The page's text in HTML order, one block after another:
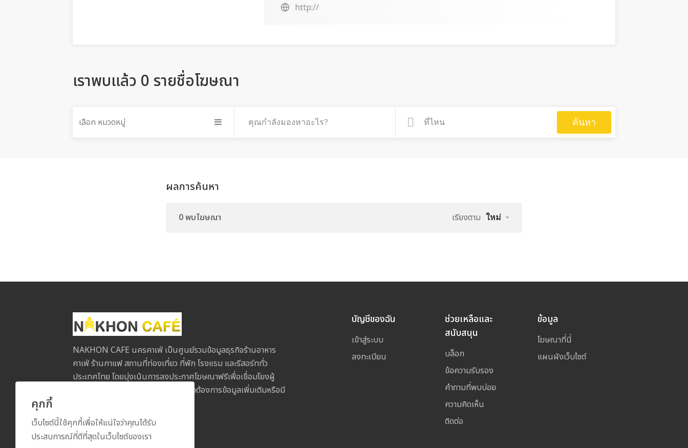
http://
เราพบแล้ว 0 รายชื่อโฆษณา
เลือก หมวดหมู่ ค้นหา
ผลการค้นหา
0 พบโฆษณา เรียงตาม ใหม่
NAKHON CAFE นครคาเฟ่ เป็นศูนย์รวมข้อมูลธุรกิจร้านอาหาร
คาเฟ่ ร้านกาแฟ สถานที่ท่องเที่ยว ที่พัก โรงแรม และรีสอร์ททั่ว
ประเทศไทย โดยมุ่งเน้นการลงประกาศโฆษณาฟรีเพื่อเชื่อมโยงผู้
ประกอบการกับลูกค้าในทุกภูมิภาค หากต้องการข้อมูลเพิ่มเติมหรือมี
บัญชีของฉัน
เข้าสู่ระบบ
ลงทะเบียน
ช่วยเหลือและ
สนับสนุน
บล็อก
ข้อความรับรอง
คำถามที่พบบ่อย
ความคิดเห็น
ติดต่อ
ข้อมูล
โฆษณาที่นี่
แผนผังเว็บไซต์
คุกกี้
เว็บไซต์นี้ใช้คุกกี้เพื่อให้แน่ใจว่าคุณได้รับ
ประสบการณ์ที่ดีที่สุดในเว็บไซต์ของเรา